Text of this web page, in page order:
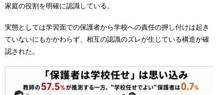
家庭の役割を明確に認識している。
実態としては学習面での保護者から学校への責任の押し付けは起き
ていないにもかかわらず、相互の認識のズレが生じている構造が確
認された。